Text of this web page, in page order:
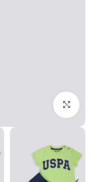
Click to enlarge